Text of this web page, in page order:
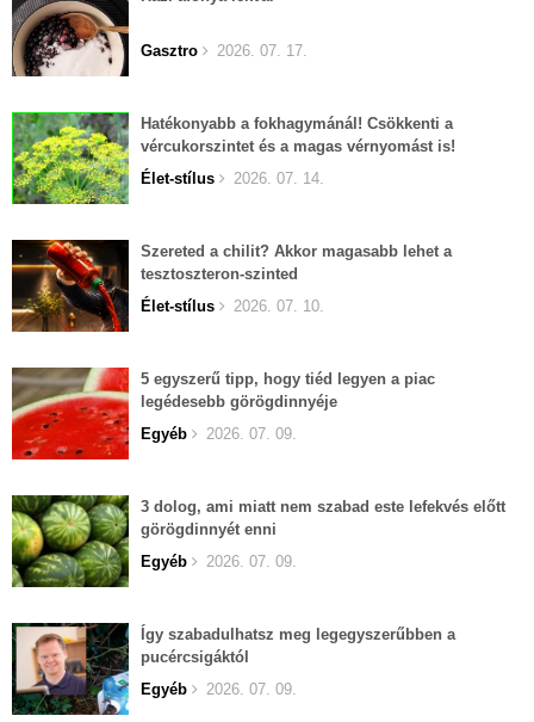
Gasztro 2026. 07. 17.
Hatékonyabb a fokhagymánál! Csökkenti a
vércukorszintet és a magas vérnyomást is!
Élet-stílus
2026. 07. 14.
Szereted a chilit? Akkor magasabb lehet a
tesztoszteron-szinted
Élet-stílus
2026. 07. 10.
5 egyszerű tipp, hogy tiéd legyen a piac
legédesebb görögdinnyéje
Egyéb
2026. 07. 09.
3 dolog, ami miatt nem szabad este lefekvés előtt
görögdinnyét enni
Egyéb
2026. 07. 09.
Így szabadulhatsz meg legegyszerűbben a
pucércsigáktól
Egyéb
2026. 07. 09.